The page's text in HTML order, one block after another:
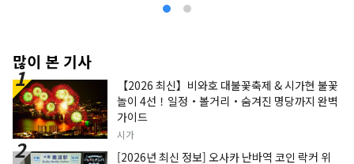
많이 본 기사
【2026 최신】비와호 대불꽃축제 & 시가현 불꽃
놀이 4선！일정・볼거리・숨겨진 명당까지 완벽
가이드
시가
[2026년 최신 정보] 오사카 난바역 코인 락커 위